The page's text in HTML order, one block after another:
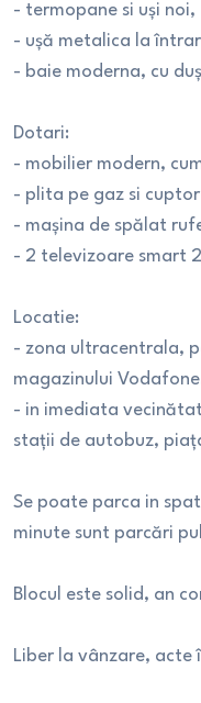
- termopane si uși noi,
- ușă metalica la
- baie moderna, cu
Dotari:
- mobilier modern,
- plita pe gaz si
- mașina de spălat
- 2 televizoare smart
Locatie:
- zona ultracentrala,
magazinului
- in imediata
stații de autobuz,
Se poate parca in
minute sunt parcări
Blocul este solid, an
Liber la vânzare, acte